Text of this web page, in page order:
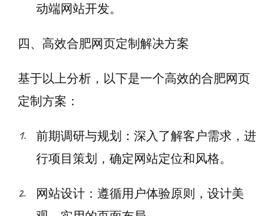
动端网站开发。
四、高效合肥网页定制解决方案
基于以上分析，以下是一个高效的合肥网页
定制方案：
前期调研与规划：深入了解客户需求，进
行项目策划，确定网站定位和风格。
网站设计：遵循用户体验原则，设计美